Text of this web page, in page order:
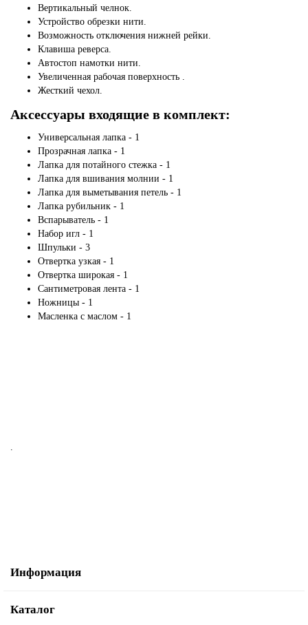
Вертикальный челнок.
Устройство обрезки нити.
Возможность отключения нижней рейки.
Клавиша реверса.
Автостоп намотки нити.
Увеличенная рабочая поверхность .
Жесткий чехол.
Аксессуары входящие в комплект:
Универсальная лапка - 1
Прозрачная лапка - 1
Лапка для потайного стежка - 1
Лапка для вшивания молнии - 1
Лапка для выметывания петель - 1
Лапка рубильник - 1
Вспарыватель - 1
Набор игл - 1
Шпульки - 3
Отвертка узкая - 1
Отвертка широкая - 1
Сантиметровая лента - 1
Ножницы - 1
Масленка с маслом - 1
.
Информация
Каталог